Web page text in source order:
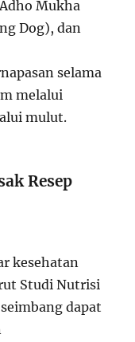
Mukha
Dog), dan
selama
melalui
mulut.
Resep
kesehatan
Studi Nutrisi
dapat